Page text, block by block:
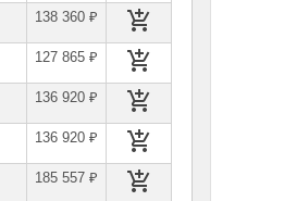
138 360 ₽
127 865 ₽
136 920 ₽
136 920 ₽
185 557 ₽